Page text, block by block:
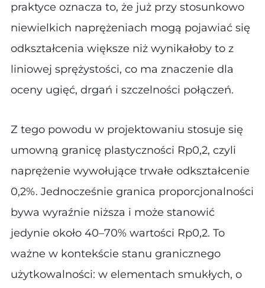
praktyce oznacza to, że już przy stosunkowo
niewielkich naprężeniach mogą pojawiać się
odkształcenia większe niż wynikałoby to z
liniowej sprężystości, co ma znaczenie dla
oceny ugięć, drgań i szczelności połączeń.
Z tego powodu w projektowaniu stosuje się
umowną granicę plastyczności Rp0,2, czyli
naprężenie wywołujące trwałe odkształcenie
0,2%. Jednocześnie granica proporcjonalności
bywa wyraźnie niższa i może stanowić
jedynie około 40–70% wartości Rp0,2. To
ważne w kontekście stanu granicznego
użytkowalności: w elementach smukłych, o